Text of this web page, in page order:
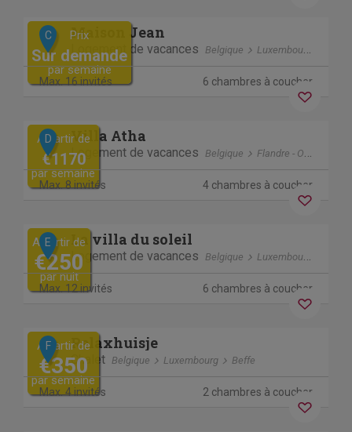
Previous
Prix
Sur demande
par semaine
C Maison Jean
Logement de vacances Belgique Luxembourg
Max. 16 invités 6 chambres à coucher
Previous
A partir de
€1170
par semaine
D Villa Atha
Logement de vacances Belgique Flandre - Occidentale
Max. 8 invités 4 chambres à coucher
Previous
A partir de
€250
par nuit
E La villa du soleil
Logement de vacances Belgique Luxembourg
Max. 12 invités 6 chambres à coucher
Previous
A partir de
€350
par semaine
F Relaxhuisje
Chalet Belgique Luxembourg Beffe
Max. 4 invités 2 chambres à coucher
Annulation gratuite